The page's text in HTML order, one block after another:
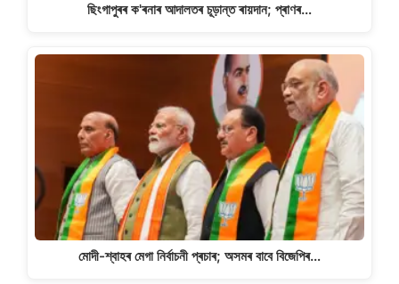
ছিংগাপুৰৰ ক'ৰনাৰ আদালতৰ চূড়ান্ত ৰায়দান; প্ৰাণৰ…
মোদী-শ্বাহৰ মেগা নিৰ্বাচনী প্ৰচাৰ; অসমৰ বাবে বিজেপিৰ…